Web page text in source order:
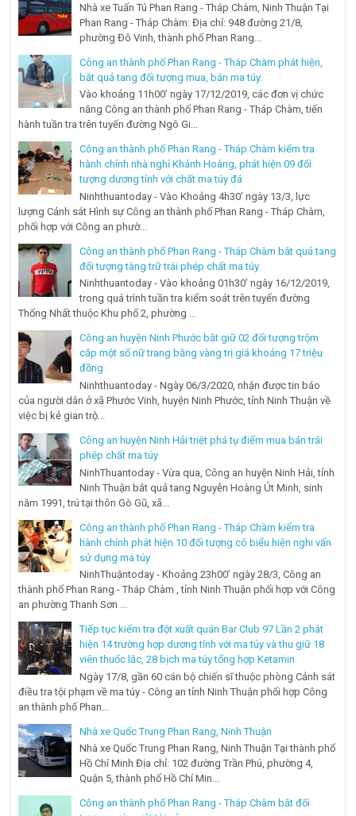
Nhà xe Tuấn Tú Phan Rang - Tháp Chàm, Ninh Thuận Tại
Phan Rang - Tháp Chàm: Địa chỉ: 948 đường 21/8,
phường Đô Vinh, thành phố Phan Rang...
Công an thành phố Phan Rang - Tháp Chàm phát hiện,
bắt quả tang đối tượng mua, bán ma túy.
Vào khoảng 11h00’ ngày 17/12/2019, các đơn vị chức
năng Công an thành phố Phan Rang - Tháp Chàm, tiến
hành tuần tra trên tuyến đường Ngô Gi...
Công an thành phố Phan Rang - Tháp Chàm kiểm tra
hành chính nhà nghỉ Khánh Hoàng, phát hiện 09 đối
tượng dương tính với chất ma túy đá
Ninhthuantoday - Vào Khoảng 4h30’ ngày 13/3, lực
lượng Cảnh sát Hình sự Công an thành phố Phan Rang - Tháp Chàm,
phối hợp với Công an phườ...
Công an thành phố Phan Rang - Tháp Chàm bắt quả tang
đối tượng tàng trữ trái phép chất ma túy
Ninhthuantoday - Vào khoảng 01h30’ ngày 16/12/2019,
trong quá trình tuần tra kiểm soát trên tuyến đường
Thống Nhất thuộc Khu phố 2, phường ...
Công an huyện Ninh Phước bắt giữ 02 đối tượng trộm
cắp một số nữ trang bằng vàng trị giá khoảng 17 triệu
đồng
Ninhthuantoday - Ngày 06/3/2020, nhận được tin báo
của người dân ở xã Phước Vinh, huyện Ninh Phước, tỉnh Ninh Thuận về
việc bị kẻ gian trộ...
Công an huyện Ninh Hải triệt phá tụ điểm mua bán trái
phép chất ma túy
NinhThuantoday - Vừa qua, Công an huyện Ninh Hải, tỉnh
Ninh Thuận bắt quả tang Nguyễn Hoàng Út Minh, sinh
năm 1991, trú tại thôn Gò Gũ, xã...
Công an thành phố Phan Rang - Tháp Chàm kiểm tra
hành chính phát hiện 10 đối tượng có biểu hiện nghi vấn
sử dụng ma túy
NinhThuậntoday - Khoảng 23h00’ ngày 28/3, Công an
thành phố Phan Rang - Tháp Chàm , tỉnh Ninh Thuận phối hợp với Công
an phường Thanh Sơn ...
Tiếp tục kiểm tra đột xuất quán Bar Club 97 Lần 2 phát
hiện 14 trường hợp dương tính với ma túy và thu giữ 18
viên thuốc lắc, 28 bịch ma túy tổng hợp Ketamin
Ngày 17/8, gần 60 cán bộ chiến sĩ thuộc phòng Cảnh sát
điều tra tội phạm về ma túy - Công an tỉnh Ninh Thuận phối hợp Công
an thành phố Phan...
Nhà xe Quốc Trung Phan Rang, Ninh Thuận
Nhà xe Quốc Trung Phan Rang, Ninh Thuận Tại thành phố
Hồ Chí Minh Địa chỉ: 102 đường Trần Phú, phường 4,
Quận 5, thành phố Hồ Chí Min...
Công an thành phố Phan Rang - Tháp Chàm bắt đối